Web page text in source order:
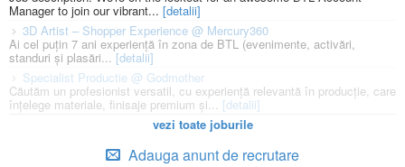
Manager to join our vibrant... [detalii]
3D Artist – Shopper Experience @ Mercury360
Ai cel puțin 7 ani experiență în zona de BTL (evenimente, activări,
standuri și plasări...[detalii]
Specialist Productie @ Godmother
Căutăm un profesionist versatil, cu experiență relevantă în producție, care
înțelege materiale, finisaje premium și... [detalii]
vezi toate joburile
Adauga anunt de recrutare